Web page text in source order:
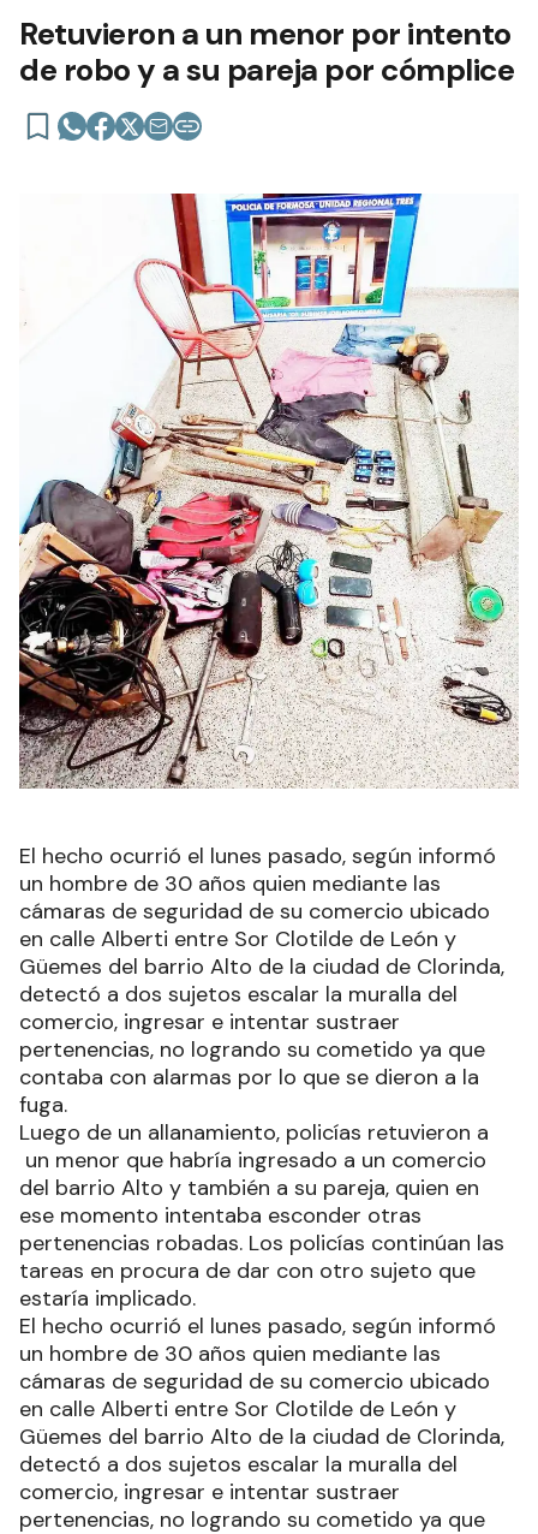
Retuvieron a un menor por intento
de robo y a su pareja por cómplice
El hecho ocurrió el lunes pasado, según informó
un hombre de 30 años quien mediante las
cámaras de seguridad de su comercio ubicado
en calle Alberti entre Sor Clotilde de León y
Güemes del barrio Alto de la ciudad de Clorinda,
detectó a dos sujetos escalar la muralla del
comercio, ingresar e intentar sustraer
pertenencias, no logrando su cometido ya que
contaba con alarmas por lo que se dieron a la
fuga.
Luego de un allanamiento, policías retuvieron a
un menor que habría ingresado a un comercio
del barrio Alto y también a su pareja, quien en
ese momento intentaba esconder otras
pertenencias robadas. Los policías continúan las
tareas en procura de dar con otro sujeto que
estaría implicado.
El hecho ocurrió el lunes pasado, según informó
un hombre de 30 años quien mediante las
cámaras de seguridad de su comercio ubicado
en calle Alberti entre Sor Clotilde de León y
Güemes del barrio Alto de la ciudad de Clorinda,
detectó a dos sujetos escalar la muralla del
comercio, ingresar e intentar sustraer
pertenencias, no logrando su cometido ya que